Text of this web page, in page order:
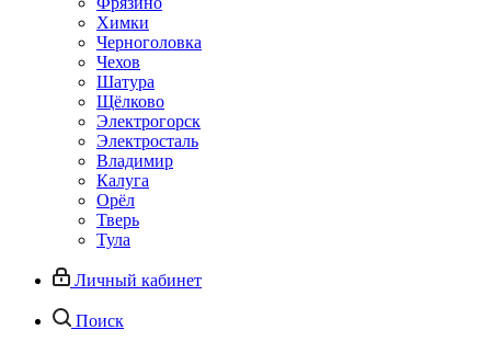
Химки
Черноголовка
Чехов
Шатура
Щёлково
Электрогорск
Электросталь
Владимир
Калуга
Орёл
Тверь
Тула
Личный кабинет
Поиск